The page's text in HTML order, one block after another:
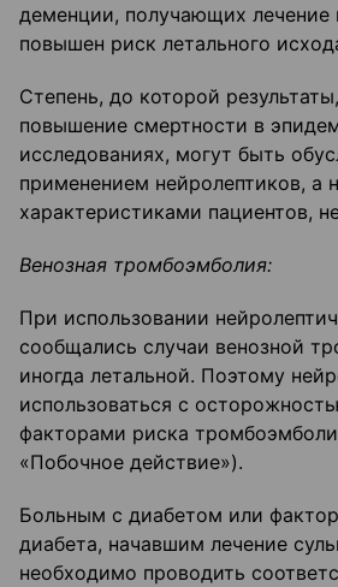
деменции, получающих лече­ние
повышен риск летального
Степень, до которой
повышение смертности в
исследованиях, могут быть
применением нейролептиков, а
характеристиками пациентов,
Венозная тромбоэмболия:
При использовании
сообщались случаи венозной
иногда летальной. Поэтому
использоваться с
факторами риска
«Побочное действие»).
Больным с диабетом или
диабета, начавшим лечение
необходимо проводить